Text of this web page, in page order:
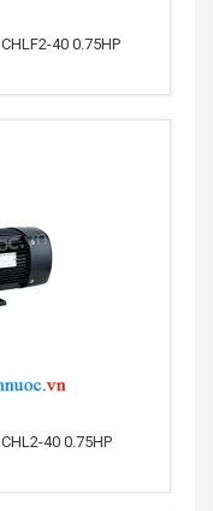
40 0.75HP
40 0.75HP